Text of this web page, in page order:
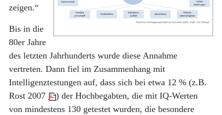
zeigen.“
Bis in die
80er Jahre
des letzten Jahrhunderts wurde diese Annahme
vertreten. Dann fiel im Zusammenhang mit
Intelligenztestungen auf, dass sich bei etwa 12 % (z.B.
Rost 2007
) der Hochbegabten, die mit IQ-Werten
von mindestens 130 getestet wurden, die besondere